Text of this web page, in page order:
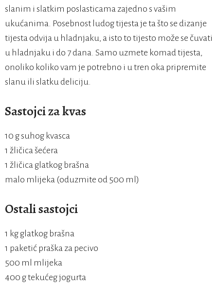
slanim i slatkim poslasticama zajedno s vašim
ukućanima. Posebnost ludog tijesta je ta što se dizanje
tijesta odvija u hladnjaku, a isto to tijesto može se čuvati
u hladnjaku i do 7 dana. Samo uzmete komad tijesta,
onoliko koliko vam je potrebno i u tren oka pripremite
slanu ili slatku deliciju.
Sastojci za kvas
10 g suhog kvasca
1 žličica šećera
1 žličica glatkog brašna
malo mlijeka (oduzmite od 500 ml)
Ostali sastojci
1 kg glatkog brašna
1 paketić praška za pecivo
500 ml mlijeka
400 g tekućeg jogurta